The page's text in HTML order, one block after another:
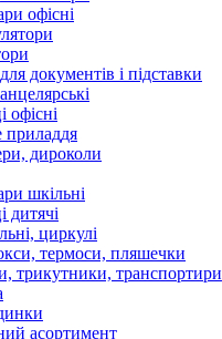
офісні
документів і підставки
офісні
приладдя
дироколи
шкільні
дитячі
циркулі
термоси, пляшечки
трикутники, транспортири
асортимент